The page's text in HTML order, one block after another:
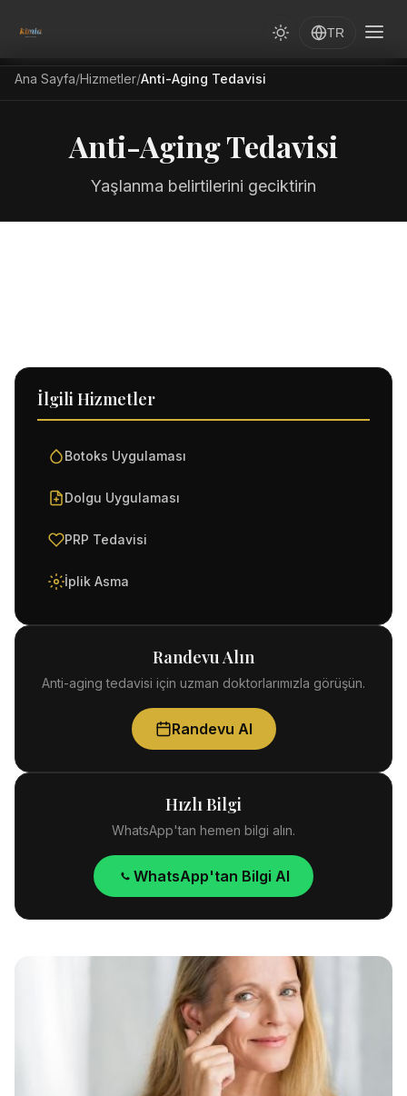
TR
Ana Sayfa/Hizmetler/Anti-Aging Tedavisi
Anti-Aging Tedavisi
Yaşlanma belirtilerini geciktirin
İlgili Hizmetler
Botoks Uygulaması
Dolgu Uygulaması
PRP Tedavisi
İplik Asma
Randevu Alın
Anti-aging tedavisi için uzman doktorlarımızla görüşün.
Randevu Al
Hızlı Bilgi
WhatsApp'tan hemen bilgi alın.
WhatsApp'tan Bilgi Al